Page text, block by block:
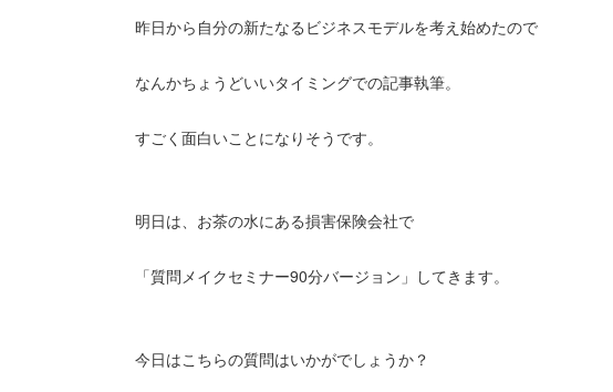
昨日から自分の新たなるビジネスモデルを考え始めたので
なんかちょうどいいタイミングでの記事執筆。
すごく面白いことになりそうです。
明日は、お茶の水にある損害保険会社で
「質問メイクセミナー90分バージョン」してきます。
今日はこちらの質問はいかがでしょうか？